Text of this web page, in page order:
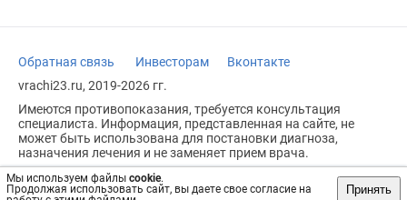
Мы используем файлы cookie.
Продолжая использовать сайт, вы даете свое согласие на
Принять
Обратная связь Инвесторам
Вконтакте
vrachi23.ru, 2019-2026 гг.
Имеются противопоказания, требуется консультация
специалиста. Информация, представленная на сайте, не
может быть использована для постановки диагноза,
назначения лечения и не заменяет прием врача.
Возрастное ограничение: 18+